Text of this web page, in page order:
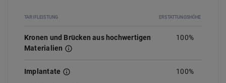
TARIFLEISTUNG ERSTATTUNGSHÖHE
Kronen und Brücken aus hochwertigen
Materialien
100%
Implantate 100%